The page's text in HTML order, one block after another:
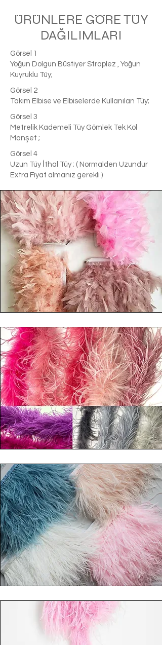
ÜRÜNLERE GÖRE TÜY
DAĞILIMLARI
Görsel 1
Yoğun Dolgun Büstiyer Straplez , Yoğun
Kuyruklu Tüy;
Görsel 2
Takım Elbise ve Elbiselerde Kullanılan Tüy;
Görsel 3
Metrelik Kademeli Tüy Gömlek Tek Kol
Manşet ;
Görsel 4
Uzun Tüy İthal Tüy ; ( Normalden Uzundur
Extra Fiyat almanız gerekli )